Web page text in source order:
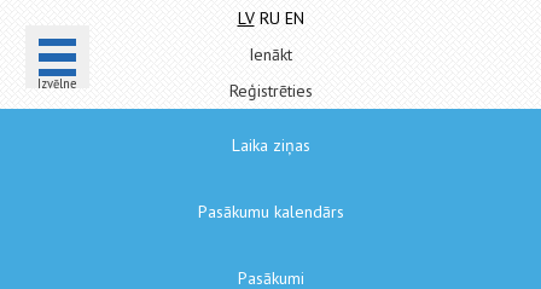
Izvēlne
LV RU EN
Ienākt
Reģistrēties
Laika ziņas
Pasākumu kalendārs
Pasākumi